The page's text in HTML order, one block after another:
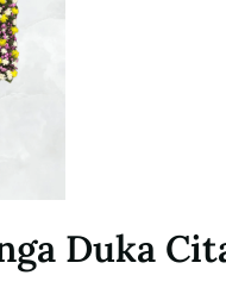
Duka